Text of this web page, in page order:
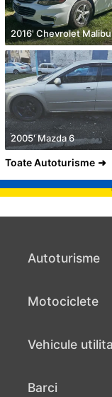
2016' Chevrolet Malibu
2005' Mazda 6
Toate Autoturisme
Autoturisme
Motociclete
Vehicule
Barci